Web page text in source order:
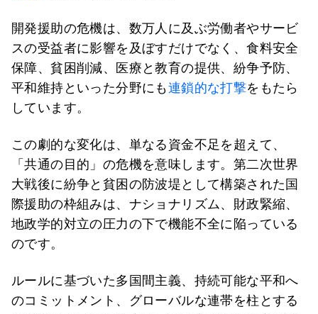
開発援助の危機は、数万人に及ぶ労働者やサービ
スの受益者に影響を及ぼすだけでなく、食料安全
保障、貧困削減、医療と教育の提供、紛争予防、
平和維持といった分野にも連鎖的な打撃をもたら
しています。
この劇的な変化は、単なる資金不足を超えて、
「共通の目的」の危機を意味します。第二次世界
大戦後に紛争と貧困の防波堤として構築された国
際援助の枠組みは、ナショナリズム、財政緊縮、
地政学的対立の圧力の下で機能不全に陥っている
のです。
ルールに基づいた多国間主義、持続可能な平和へ
のコミットメント、グローバルな連帯を柱とする